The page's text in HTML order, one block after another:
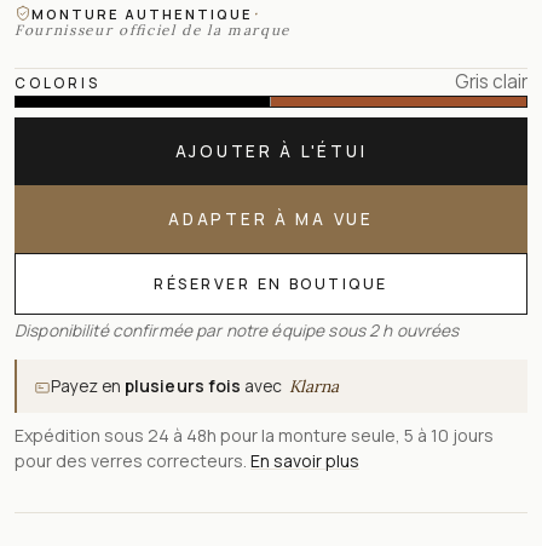
MONTURE AUTHENTIQUE ·
Fournisseur officiel de la marque
COLORIS Gris clair
AJOUTER À L'ÉTUI
ADAPTER À MA VUE
RÉSERVER EN BOUTIQUE
Disponibilité confirmée par notre équipe sous 2 h ouvrées
Payez en plusieurs fois avec Klarna
Expédition sous 24 à 48h pour la monture seule, 5 à 10 jours
pour des verres correcteurs. En savoir plus